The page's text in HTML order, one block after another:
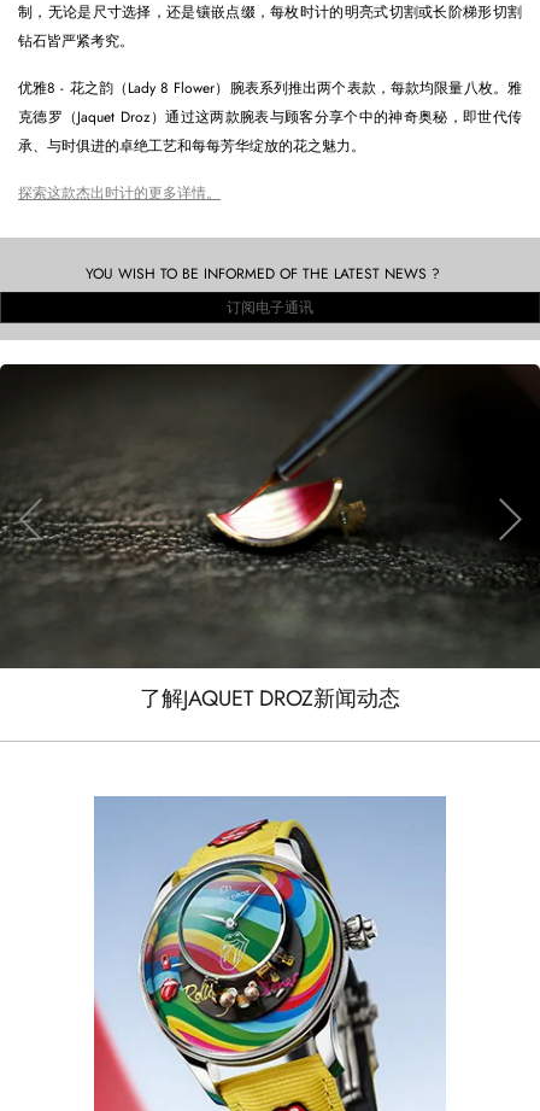
制，无论是尺寸选择，还是镶嵌点缀，每枚时计的明亮式切割或长阶梯形切割
钻石皆严紧考究。
优雅8 - 花之韵（Lady 8 Flower）腕表系列推出两个表款，每款均限量八枚。雅
克德罗（Jaquet Droz）通过这两款腕表与顾客分享个中的神奇奥秘，即世代传
承、与时俱进的卓绝工艺和每每芳华绽放的花之魅力。
探索这款杰出时计的更多详情。
YOU WISH TO BE INFORMED OF THE LATEST NEWS ?
订阅电子通讯
了解JAQUET DROZ新闻动态